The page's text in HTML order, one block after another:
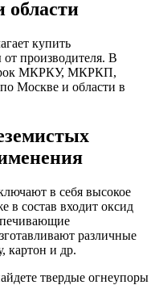
области
купить
производителя. В
МКРКУ, МКРКП,
Москве и области в
в себя высокое
в состав входит оксид
различные
картон и др.
твердые огнеупоры